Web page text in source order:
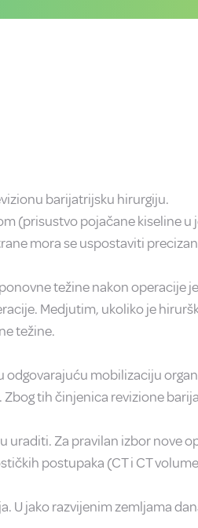
barijatrijsku hirurgiju.
(prisustvo pojačane kiseline u
mora se uspostaviti
težine nakon operacije
Medjutim, ukoliko je
težine.
mobilizaciju
tih činjenica revizione
uraditi. Za pravilan izbor nove
postupaka (CT i CT
U jako razvijenim zemljama